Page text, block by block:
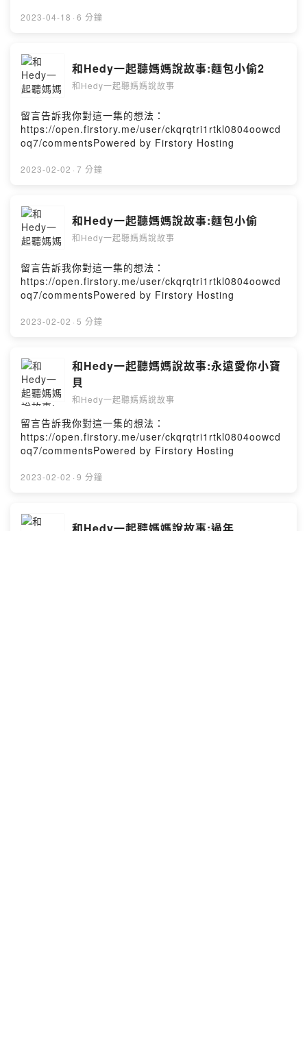
2023-04-18 · 6 分鐘
和Hedy一起聽媽媽說故事:麵包小偷2
和Hedy一起聽媽媽說故事
留言告訴我你對這一集的想法：
https://open.firstory.me/user/ckqrqtri1rtkl0804oowcd
oq7/commentsPowered by Firstory Hosting
2023-02-02 · 7 分鐘
和Hedy一起聽媽媽說故事:麵包小偷
和Hedy一起聽媽媽說故事
留言告訴我你對這一集的想法：
https://open.firstory.me/user/ckqrqtri1rtkl0804oowcd
oq7/commentsPowered by Firstory Hosting
2023-02-02 · 5 分鐘
和Hedy一起聽媽媽說故事:永遠愛你小寶
貝
和Hedy一起聽媽媽說故事
留言告訴我你對這一集的想法：
https://open.firstory.me/user/ckqrqtri1rtkl0804oowcd
oq7/commentsPowered by Firstory Hosting
2023-02-02 · 9 分鐘
和Hedy一起聽媽媽說故事:過年